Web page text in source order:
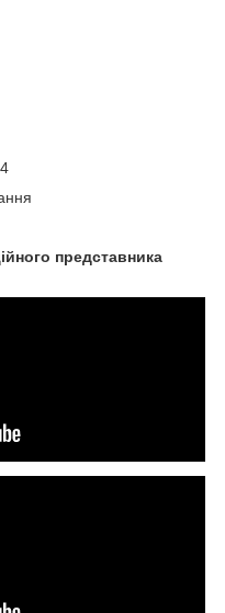
представника